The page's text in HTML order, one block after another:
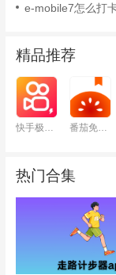
e-mobile7怎么打
精品推荐
快手极速版 番茄免费小说
热门合集